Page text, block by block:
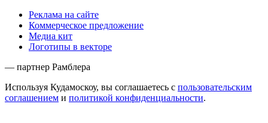
Реклама на сайте
Коммерческое предложение
Медиа кит
Логотипы в векторе
— партнер Рамблера
Используя Кудамоскоу, вы соглашаетесь с пользовательским
соглашением и политикой конфиденциальности.